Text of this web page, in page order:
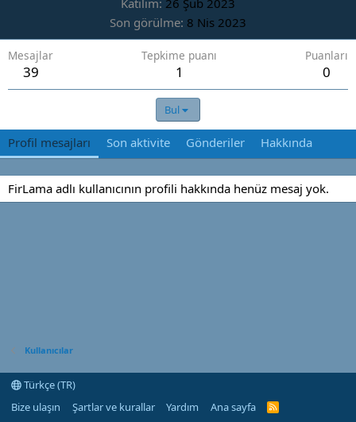
Katılım 26 Şub 2023
Son görülme 8 Nis 2023
Mesajlar
39
Tepkime puanı
1
Puanları
0
Bul
Profil mesajları Son aktivite Gönderiler Hakkında
FirLama adlı kullanıcının profili hakkında henüz mesaj yok.
Kullanıcılar
Türkçe (TR)
Bize ulaşın
Şartlar ve kurallar Yardım Ana sayfa
R